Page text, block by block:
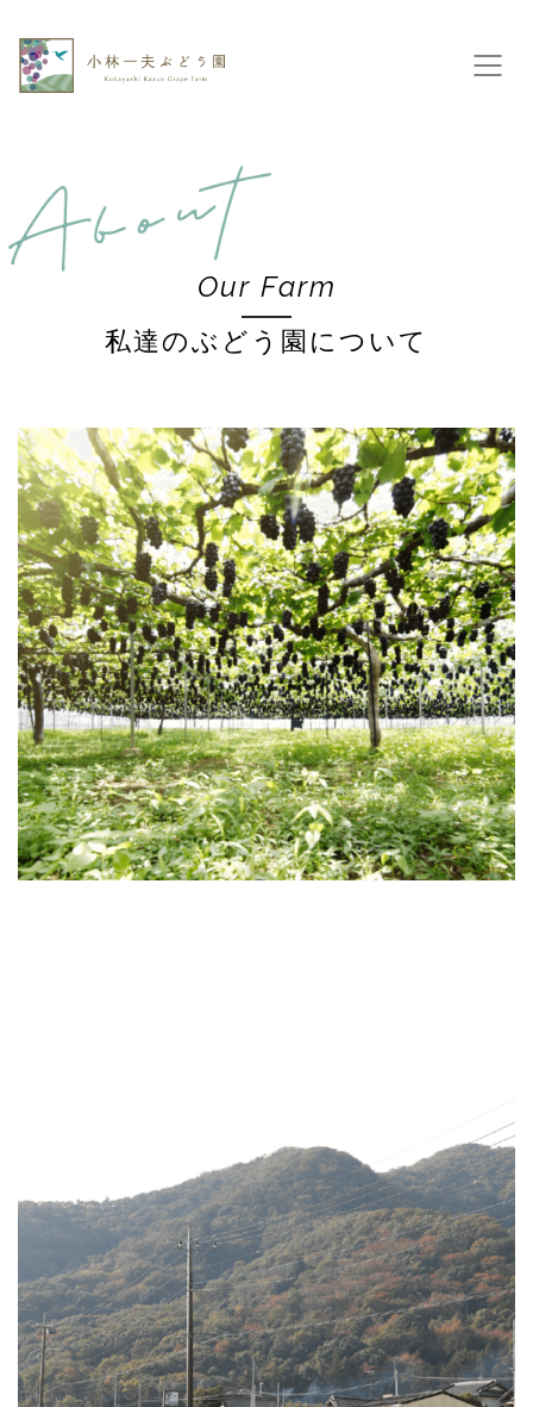
Our Farm
私達のぶどう園について